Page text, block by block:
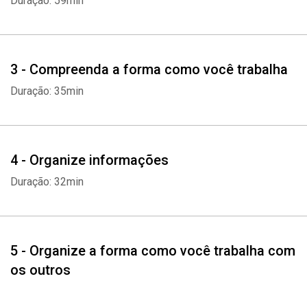
3 - Compreenda a forma como você trabalha
Duração: 35min
4 - Organize informações
Duração: 32min
5 - Organize a forma como você trabalha com
os outros